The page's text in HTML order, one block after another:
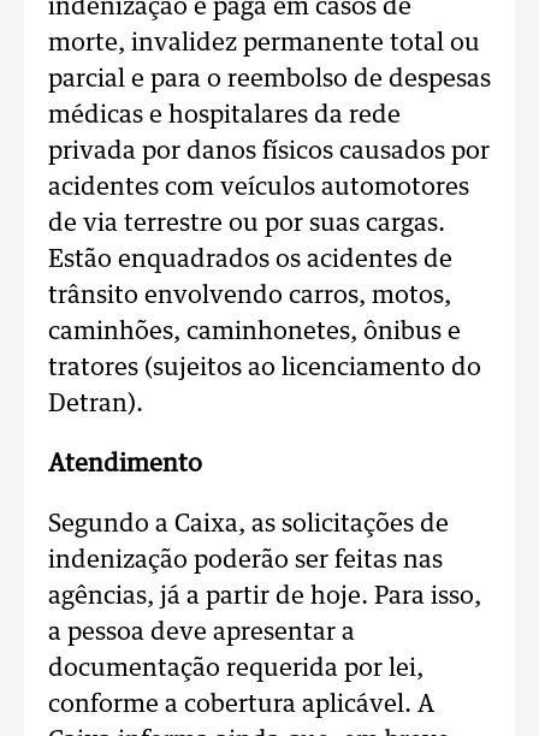
indenização é paga em casos de
morte, invalidez permanente total ou
parcial e para o reembolso de despesas
médicas e hospitalares da rede
privada por danos físicos causados por
acidentes com veículos automotores
de via terrestre ou por suas cargas.
Estão enquadrados os acidentes de
trânsito envolvendo carros, motos,
caminhões, caminhonetes, ônibus e
tratores (sujeitos ao licenciamento do
Detran).
Atendimento
Segundo a Caixa, as solicitações de
indenização poderão ser feitas nas
agências, já a partir de hoje. Para isso,
a pessoa deve apresentar a
documentação requerida por lei,
conforme a cobertura aplicável. A